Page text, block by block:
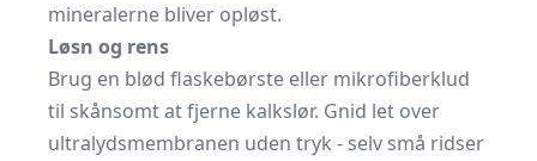
mineralerne bliver opløst.
Løsn og rens
Brug en blød flaske­børste eller mikrofiberklud
til skånsomt at fjerne kalkslør. Gnid let over
ultralyds­membranen uden tryk - selv små ridser